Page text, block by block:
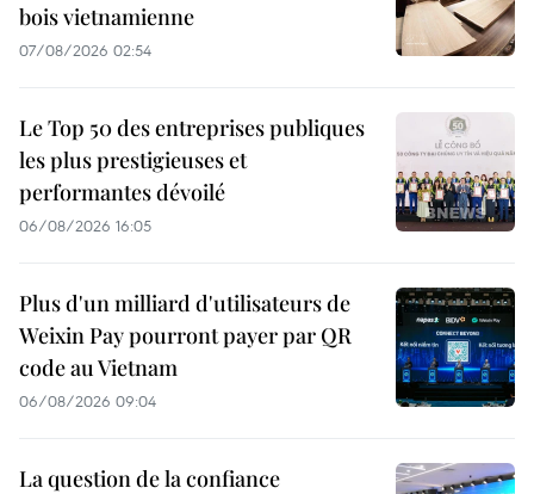
bois vietnamienne
07/08/2026 02:54
Le Top 50 des entreprises publiques
les plus prestigieuses et
performantes dévoilé
06/08/2026 16:05
Plus d'un milliard d'utilisateurs de
Weixin Pay pourront payer par QR
code au Vietnam
06/08/2026 09:04
La question de la confiance